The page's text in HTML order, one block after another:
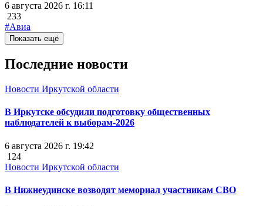
6 августа 2026 г. 16:11
233
#Авиа
Показать ещё
Последние новости
Новости Иркутской области
В Иркутске обсудили подготовку общественных
наблюдателей к выборам-2026
6 августа 2026 г. 19:42
124
Новости Иркутской области
В Нижнеудинске возводят мемориал участникам СВО